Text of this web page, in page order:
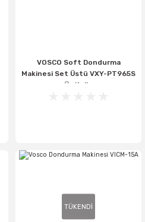
VOSCO Soft Dondurma
Makinesi Set Üstü VXY-PT965S
Üç Kollu
TÜKENDİ